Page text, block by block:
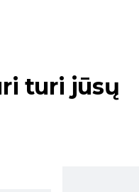
turi jūsų